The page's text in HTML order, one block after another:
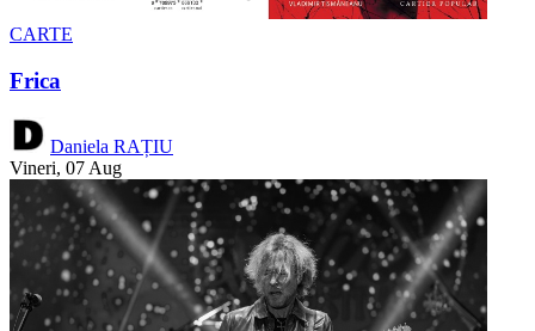
CARTE
Frica
Daniela RAȚIU
Vineri, 07 Aug